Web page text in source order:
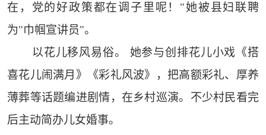
在，党的好政策都在调子里呢！"她被县妇联聘
为"巾帼宣讲员"。
以花儿移风易俗。 她参与创排花儿小戏《搭
喜花儿闹满月》《彩礼风波》，把高额彩礼、厚养
薄葬等话题编进剧情，在乡村巡演。不少村民看完
后主动简办儿女婚事。